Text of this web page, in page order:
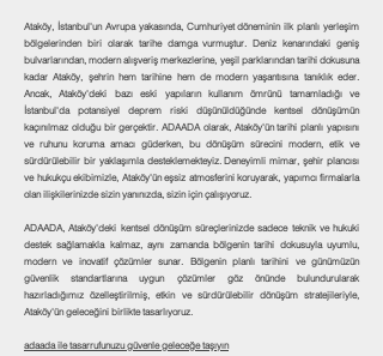
Ataköy, İstanbul'un Avrupa yakasında, Cumhuriyet döneminin ilk planlı yerleşim
bölgelerinden biri olarak tarihe damga vurmuştur. Deniz kenarındaki geniş
bulvarlarından, modern alışveriş merkezlerine, yeşil parklarından tarihi dokusuna
kadar Ataköy, şehrin hem tarihine hem de modern yaşantısına tanıklık eder.
Ancak, Ataköy'deki bazı eski yapıların kullanım ömrünü tamamladığı ve
İstanbul'da potansiyel deprem riski düşünüldüğünde kentsel dönüşümün
kaçınılmaz olduğu bir gerçektir. ADAADA olarak, Ataköy'ün tarihi planlı yapısını
ve ruhunu koruma amacı güderken, bu dönüşüm sürecini modern, etik ve
sürdürülebilir bir yaklaşımla desteklemekteyiz. Deneyimli mimar, şehir plancısı
ve hukukçu ekibimizle, Ataköy'ün eşsiz atmosferini koruyarak, yapımcı firmalarla
olan ilişkilerinizde sizin yanınızda, sizin için çalışıyoruz.
ADAADA, Ataköy'deki kentsel dönüşüm süreçlerinizde sadece teknik ve hukuki
destek sağlamakla kalmaz, aynı zamanda bölgenin tarihi dokusuyla uyumlu,
modern ve inovatif çözümler sunar. Bölgenin planlı tarihini ve günümüzün
güvenlik standartlarına uygun çözümler göz önünde bulundurularak
hazırladığımız özelleştirilmiş, etkin ve sürdürülebilir dönüşüm stratejileriyle,
Ataköy'ün geleceğini birlikte tasarlıyoruz.
adaada ile tasarrufunuzu güvenle geleceğe taşıyın